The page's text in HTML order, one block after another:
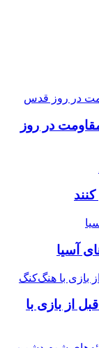
مقاومت در روز
آسیا
از بازی با